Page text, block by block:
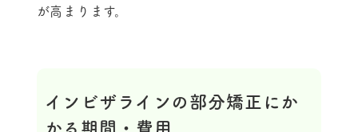
が高まります。
インビザラインの部分矯正にか
かる期間・費用